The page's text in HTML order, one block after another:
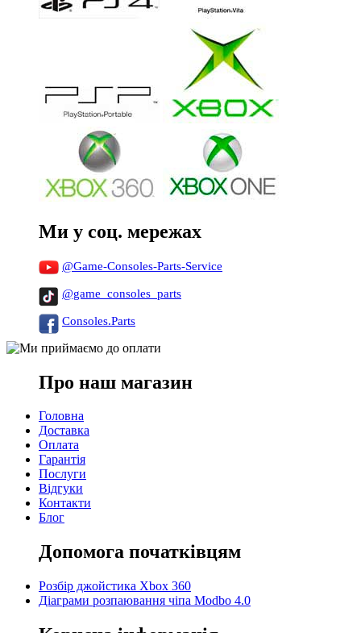
Ми у соц. мережах
@Game-Consoles-Parts-Service
@game_consoles_parts
Consoles.Parts
Про наш магазин
Головна
Доставка
Оплата
Гарантія
Послуги
Відгуки
Контакти
Блог
Допомога початківцям
Розбір джойстика Xbox 360
Діаграми розпаювання чіпа Modbo 4.0